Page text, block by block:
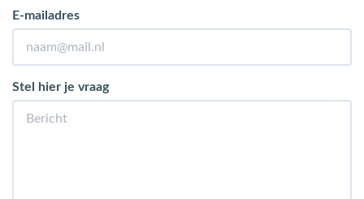
E-mailadres
Stel hier je vraag